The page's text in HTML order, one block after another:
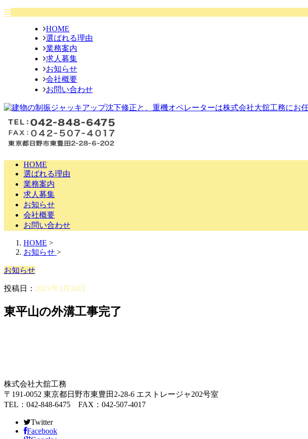
HOME
選ばれる理由
業務案内
求人募集
お知らせ
会社概要
お問い合わせ
HOME
選ばれる理由
業務案内
求人募集
お知らせ
会社概要
お問い合わせ
HOME >
お知らせ >
お知らせ
投稿日： 2021年3月24日
東平山の外溝工事完了
株式会社大舘工務
〒191-0052 東京都日野市東豊田2-28-6 エストレージャ202号室
TEL：042-848-6475 FAX：042-507-4017
Twitter
Facebook